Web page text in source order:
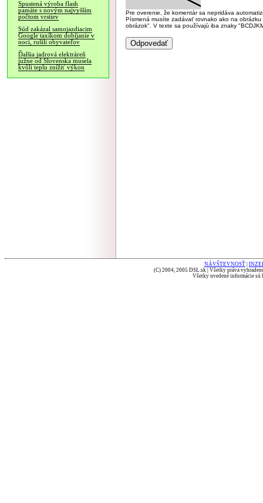
Spustená výroba flash
pamäte s novým najvyšším
počtom vrstiev
Súd zakázal samojazdiacim
Google taxíkom dobíjanie v
noci, rušili obyvateľov
Ďalšia jadrová elektráreň
južne od Slovenska musela
kvôli teplu znížiť výkon
Pre overenie, že komentár sa nepridáva
Písmená musíte zadávať rovnako ako na
obrázok". V texte sa používajú iba znaky
NÁVŠTEVNOSŤ
(C) 2004, 2005 DSL.sk | Všetky práva
Všetky uvedené informácie sú